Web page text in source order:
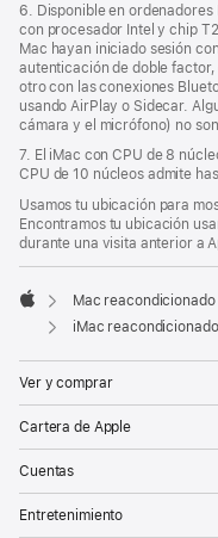
6. Disponible en
con procesador Intel y chip
Mac hayan iniciado sesión
autenticación de doble factor,
otro con las conexiones
usando AirPlay o Sidecar.
cámara y el micrófono) no
7. El iMac con CPU de 8
CPU de 10 núcleos admite
Usamos tu ubicación para
Encontramos tu ubicación
durante una visita anterior a
Apple
Mac reacondicionado
iMac reacondicionado de 24
Ver y comprar
Cartera de Apple
Cuentas
Entretenimiento